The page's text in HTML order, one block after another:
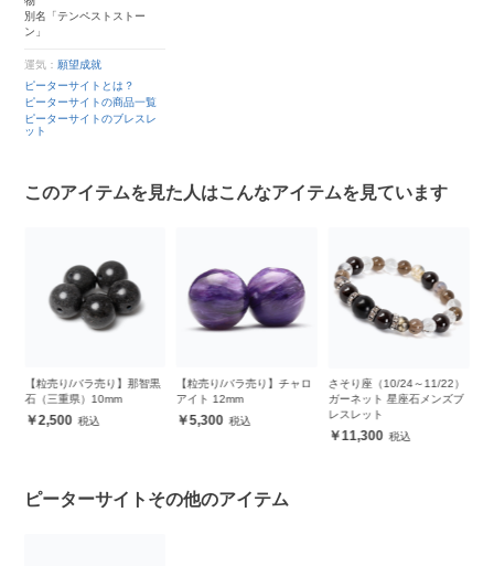
別名「テンペストストー
ン」
運気： 願望成就
ピーターサイトとは？
ピーターサイトの商品一覧
ピーターサイトのブレスレ
ット
このアイテムを見た人はこんなアイテムを見ています
【粒売り/バラ売り】那智黒
石（三重県）10mm
2,500
【粒売り/バラ売り】チャロ
アイト 12mm
5,300
さそり座（10/24～11/22）
ガーネット 星座石メンズブ
レスレット
11,300
ピーターサイトその他のアイテム